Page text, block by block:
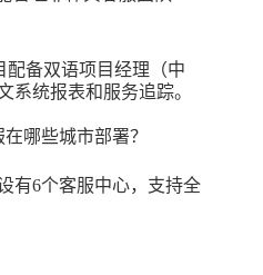
配备双语项目经理（中
系统报表和服务追踪。
哪些城市部署？
有6个客服中心，支持全